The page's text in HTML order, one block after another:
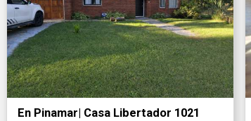
En Pinamar| Casa Libertador 1021